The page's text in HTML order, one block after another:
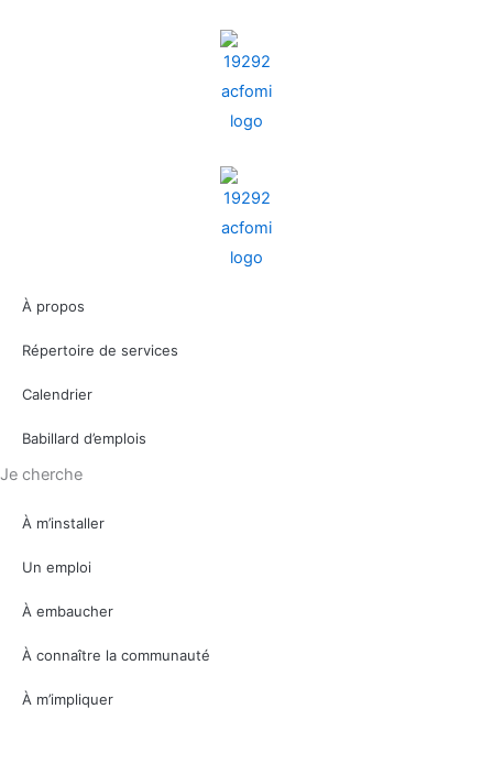
À propos
Répertoire de services
Calendrier
Babillard d’emplois
Je cherche
À m’installer
Un emploi
À embaucher
À connaître la communauté
À m’impliquer